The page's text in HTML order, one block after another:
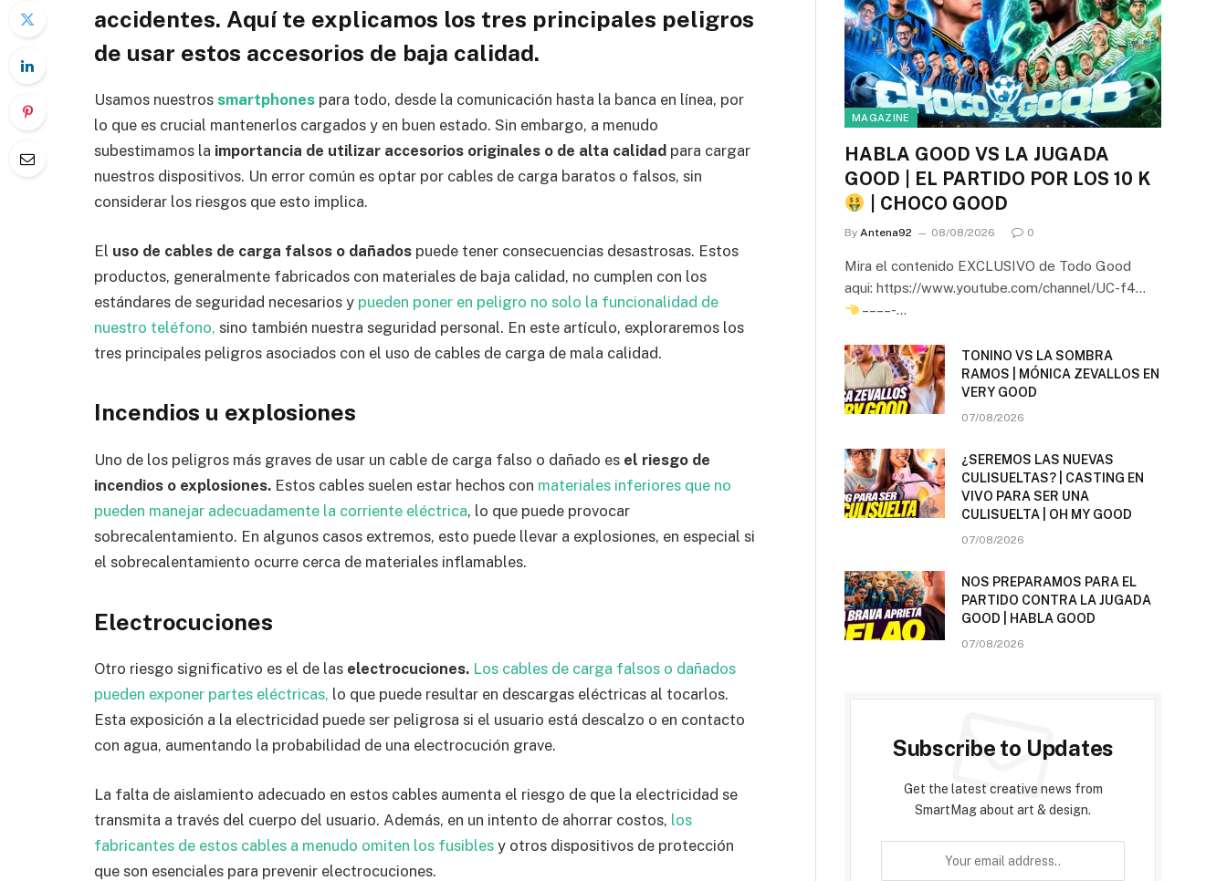
accidentes. Aquí te explicamos los tres principales peligros
de usar estos accesorios de baja calidad.
Usamos nuestros smartphones para todo, desde la comunicación hasta la banca en línea, por
lo que es crucial mantenerlos cargados y en buen estado. Sin embargo, a menudo
subestimamos la importancia de utilizar accesorios originales o de alta calidad para cargar
nuestros dispositivos. Un error común es optar por cables de carga baratos o falsos, sin
considerar los riesgos que esto implica.
El uso de cables de carga falsos o dañados puede tener consecuencias desastrosas. Estos
productos, generalmente fabricados con materiales de baja calidad, no cumplen con los
estándares de seguridad necesarios y pueden poner en peligro no solo la funcionalidad de
nuestro teléfono, sino también nuestra seguridad personal. En este artículo, exploraremos los
tres principales peligros asociados con el uso de cables de carga de mala calidad.
Incendios u explosiones
Uno de los peligros más graves de usar un cable de carga falso o dañado es el riesgo de
incendios o explosiones. Estos cables suelen estar hechos con materiales inferiores que no
pueden manejar adecuadamente la corriente eléctrica, lo que puede provocar
sobrecalentamiento. En algunos casos extremos, esto puede llevar a explosiones, en especial si
el sobrecalentamiento ocurre cerca de materiales inflamables.
Electrocuciones
Otro riesgo significativo es el de las electrocuciones. Los cables de carga falsos o dañados
pueden exponer partes eléctricas, lo que puede resultar en descargas eléctricas al tocarlos.
Esta exposición a la electricidad puede ser peligrosa si el usuario está descalzo o en contacto
con agua, aumentando la probabilidad de una electrocución grave.
La falta de aislamiento adecuado en estos cables aumenta el riesgo de que la electricidad se
transmita a través del cuerpo del usuario. Además, en un intento de ahorrar costos, los
fabricantes de estos cables a menudo omiten los fusibles y otros dispositivos de protección
que son esenciales para prevenir electrocuciones.
MAGAZINE
HABLA GOOD VS LA JUGADA
GOOD | EL PARTIDO POR LOS 10 K
| CHOCO GOOD
By Antena92 08/08/2026 0
Mira el contenido EXCLUSIVO de Todo Good
aqui: https://www.youtube.com/channel/UC-f4…
– – – – -…
TONINO VS LA SOMBRA
RAMOS | MÓNICA ZEVALLOS EN
VERY GOOD
07/08/2026
¿SEREMOS LAS NUEVAS
CULISUELTAS? | CASTING EN
VIVO PARA SER UNA
CULISUELTA | OH MY GOOD
07/08/2026
NOS PREPARAMOS PARA EL
PARTIDO CONTRA LA JUGADA
GOOD | HABLA GOOD
07/08/2026
Subscribe to Updates
Get the latest creative news from
SmartMag about art & design.